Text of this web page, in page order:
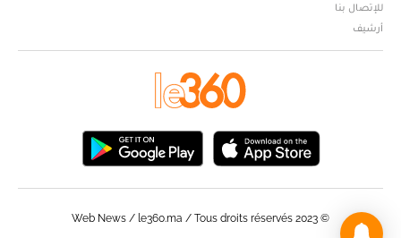
للإتصال بنا
أرشيف
© Web News / le360.ma / Tous droits réservés 2023